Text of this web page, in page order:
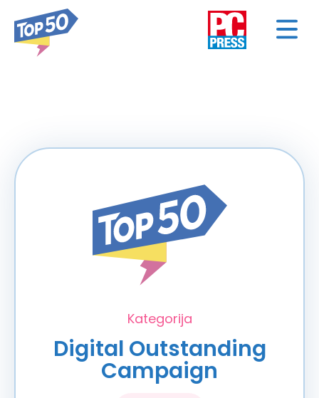
< NAZAD
Kategorija
Digital Outstanding
Campaign